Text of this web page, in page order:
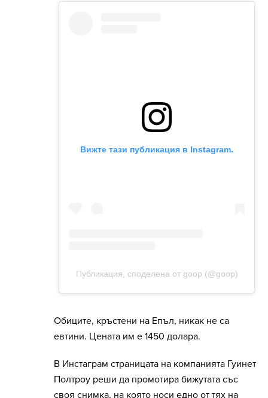
Обиците, кръстени на Епъл, никак не са
евтини. Цената им е 1450 долара.
В Инстаграм страницата на компанията Гуинет
Полтроу реши да промотира бижутата със
своя снимка, на която носи едно от тях на